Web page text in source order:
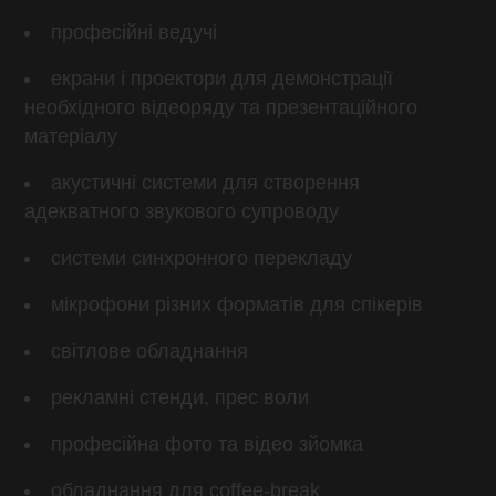
професійні ведучі
екрани і проектори для демонстрації
необхідного відеоряду та презентаційного
матеріалу
акустичні системи для створення
адекватного звукового супроводу
системи синхронного перекладу
мікрофони різних форматів для спікерів
світлове обладнання
рекламні стенди, прес воли
професійна фото та відео зйомка
обладнання для coffee-break